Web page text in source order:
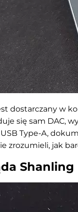
dostarczany w
się sam DAC,
Type-A,
zrozumieli, jak
Shanling